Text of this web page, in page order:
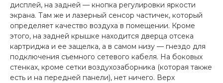
25
раз в 2
недели
Остались вопросы?
8 800 302-02-51
plait.ru
дисплей, на задней — кнопка регулировки яркости
экрана. Там же и лазерный сенсор частичек, который
определяет качество воздуха в помещении. Кроме
этого, на задней крышке находится дверца отсека
картриджа и ее защелка, а в самом низу — гнездо для
подключения съемного сетевого кабеля. На боковых
стенках, кроме сетки воздухозаборника (которая также
есть и на передней панели), нет ничего. Верх